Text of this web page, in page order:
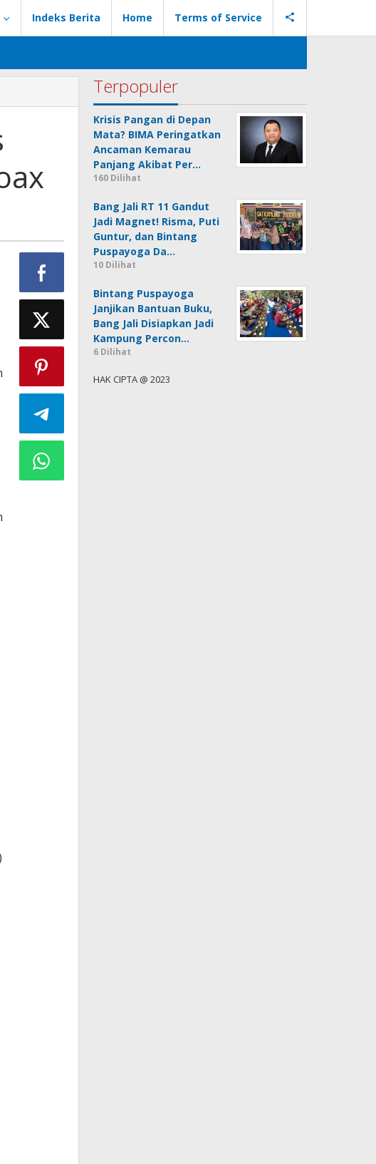
Indeks Berita Home Terms of Service
Terpopuler
Krisis Pangan di Depan
Mata? BIMA Peringatkan
Ancaman Kemarau
Panjang Akibat Per…
160 Dilihat
Bang Jali RT 11 Gandut
Jadi Magnet! Risma, Puti
Guntur, dan Bintang
Puspayoga Da…
10 Dilihat
Bintang Puspayoga
Janjikan Bantuan Buku,
Bang Jali Disiapkan Jadi
Kampung Percon…
6 Dilihat
HAK CIPTA @ 2023